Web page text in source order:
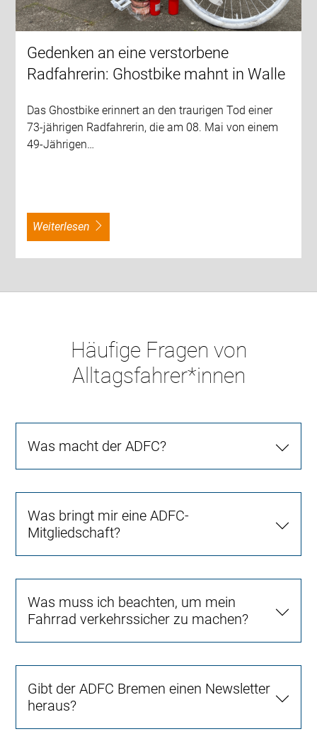
Gedenken an eine verstorbene
Radfahrerin: Ghostbike mahnt in Walle
Das Ghostbike erinnert an den traurigen Tod einer
73-jährigen Radfahrerin, die am 08. Mai von einem
49-Jährigen…
weiterlesen
Häufige Fragen von
Alltagsfahrer*innen
Was macht der ADFC?
Was bringt mir eine ADFC-
Mitgliedschaft?
Was muss ich beachten, um mein
Fahrrad verkehrssicher zu machen?
Gibt der ADFC Bremen einen Newsletter
heraus?